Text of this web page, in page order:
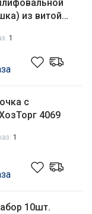
1
с
4069
1
10шт.